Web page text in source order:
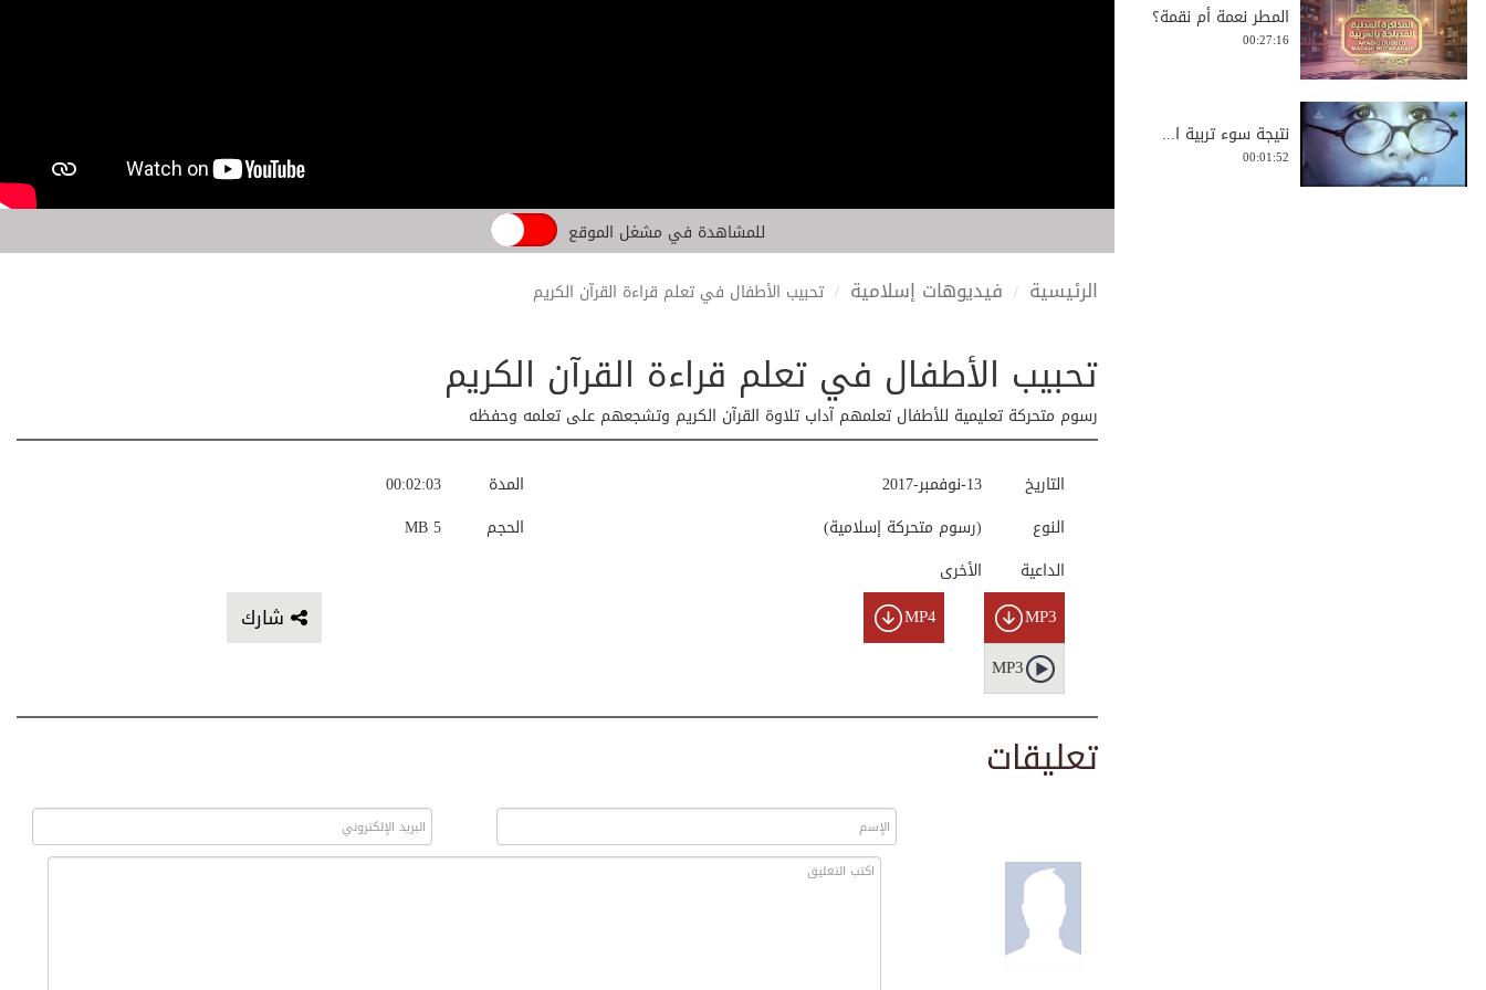
للمشاهدة في مشغل الموقع
الرئيسية فيديوهات إسلامية تحبيب الأطفال في تعلم قراءة القرآن الكريم
تحبيب الأطفال في تعلم قراءة القرآن الكريم
رسوم متحركة تعليمية للأطفال تعلمهم آداب تلاوة القرآن الكريم وتشجعهم على تعلمه وحفظه
00:02:03
المدة
5 MB
الحجم
13-نوفمبر-2017
التاريخ
(رسوم متحركة إسلامية)
النوع
الأخرى
الداعية
شارك MP3
MP4
MP3
تعليقات
المطر نعمة أم نقمة؟
00:27:16
نتيجة سوء تربية ا...
00:01:52